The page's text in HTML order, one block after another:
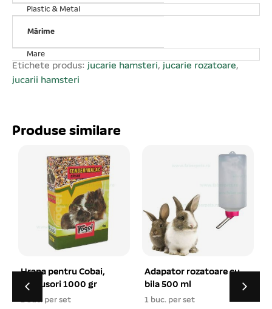
Plastic & Metal
Mărime
Mare
Etichete produs: jucarie hamsteri, jucarie rozatoare,
jucarii hamsteri
Produse similare
Adapator rozatoare cu
bila 500 ml
1 buc. per set
Adapator rozatoare cu
bila 600 ml
1 buc. per set